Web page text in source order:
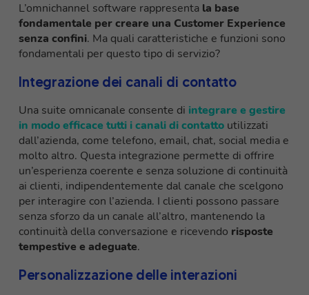
L’omnichannel software rappresenta la base
fondamentale per creare una Customer Experience
senza confini. Ma quali caratteristiche e funzioni sono
fondamentali per questo tipo di servizio?
Integrazione dei canali di contatto
Una suite omnicanale consente di integrare e gestire
in modo efficace tutti i canali di contatto utilizzati
dall’azienda, come telefono, email, chat, social media e
molto altro. Questa integrazione permette di offrire
un’esperienza coerente e senza soluzione di continuità
ai clienti, indipendentemente dal canale che scelgono
per interagire con l’azienda. I clienti possono passare
senza sforzo da un canale all’altro, mantenendo la
continuità della conversazione e ricevendo risposte
tempestive e adeguate.
Personalizzazione delle interazioni